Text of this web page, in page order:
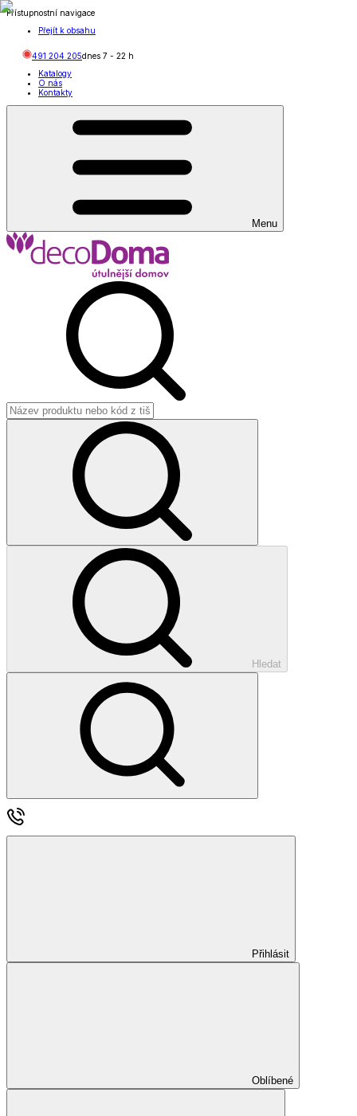
Přístupnostní navigace
Přejít k obsahu
491 204 205dnes 7 - 22 h
Katalogy
O nás
Kontakty
Menu
Hledat
Přihlásit
Oblíbené